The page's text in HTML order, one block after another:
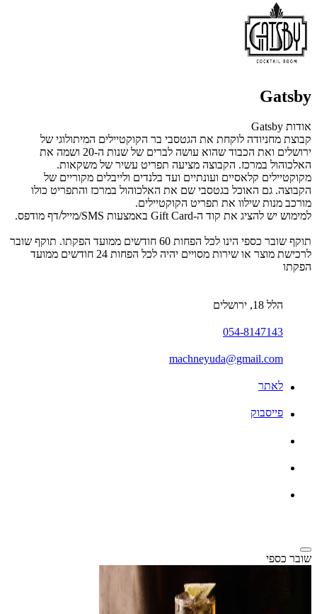
Gatsby
אודות Gatsby
קבוצת מחניודה לוקחת את הגטסבי בר הקוקטיילים המיתולוגי של
ירושלים ואת הכבוד שהוא עושה לברים של שנות ה-20 ושמה את
האלכוהול במרכז. הקבוצה מציעה תפריט עשיר של משקאות.
מקוקטיילים קלאסיים ועונתיים ועד בלנדים ולייבלים מקוריים של
הקבוצה. גם האוכל בגטסבי שם את האלכוהול במרכז והתפריט כולו
מורכב מנות שילוו את תפריט הקוקטיילים.
למימוש יש להציג את קוד ה-Gift Card באמצעות SMS/מייל/דף מודפס.
תוקף שובר כספי הינו לכל הפחות 60 חודשים ממועד הפקתו. תוקף שובר
לרכישת מוצר או שירות מסויים יהיה לכל הפחות 24 חודשים ממועד
הפקתו
הלל 18, ירושלים
054-8147143
machneyuda@gmail.com
לאתר
פייסבוק
שובר כספי